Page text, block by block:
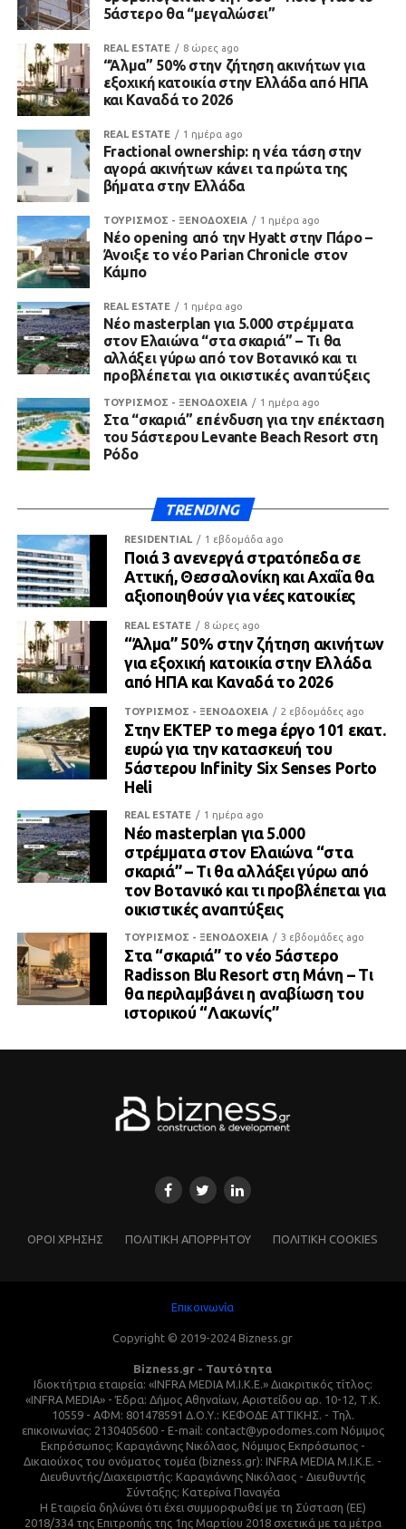
5άστερο θα “μεγαλώσει”
REAL ESTATE 8 ώρες ago
“Άλμα” 50% στην ζήτηση ακινήτων για
εξοχική κατοικία στην Ελλάδα από ΗΠΑ
και Καναδά το 2026
REAL ESTATE 1 ημέρα ago
Fractional ownership: η νέα τάση στην
αγορά ακινήτων κάνει τα πρώτα της
βήματα στην Ελλάδα
ΤΟΥΡΙΣΜΟΣ - ΞΕΝΟΔΟΧΕΙΑ 1 ημέρα ago
Νέο opening από την Hyatt στην Πάρο –
Άνοιξε το νέο Parian Chronicle στον
Κάμπο
REAL ESTATE 1 ημέρα ago
Νέο masterplan για 5.000 στρέμματα
στον Ελαιώνα “στα σκαριά” – Τι θα
αλλάξει γύρω από τον Βοτανικό και τι
προβλέπεται για οικιστικές αναπτύξεις
ΤΟΥΡΙΣΜΟΣ - ΞΕΝΟΔΟΧΕΙΑ 1 ημέρα ago
Στα “σκαριά” επένδυση για την επέκταση
του 5άστερου Levante Beach Resort στη
Ρόδο
TRENDING
RESIDENTIAL 1 εβδομάδα ago
Ποιά 3 ανενεργά στρατόπεδα σε
Αττική, Θεσσαλονίκη και Αχαΐα θα
αξιοποιηθούν για νέες κατοικίες
REAL ESTATE 8 ώρες ago
“Άλμα” 50% στην ζήτηση ακινήτων
για εξοχική κατοικία στην Ελλάδα
από ΗΠΑ και Καναδά το 2026
ΤΟΥΡΙΣΜΟΣ - ΞΕΝΟΔΟΧΕΙΑ 2 εβδομάδες ago
Στην ΕΚΤΕΡ το mega έργο 101 εκατ.
ευρώ για την κατασκευή του
5άστερου Infinity Six Senses Porto
Heli
REAL ESTATE 1 ημέρα ago
Νέο masterplan για 5.000
στρέμματα στον Ελαιώνα “στα
σκαριά” – Τι θα αλλάξει γύρω από
τον Βοτανικό και τι προβλέπεται για
οικιστικές αναπτύξεις
ΤΟΥΡΙΣΜΟΣ - ΞΕΝΟΔΟΧΕΙΑ 3 εβδομάδες ago
Στα “σκαριά” το νέο 5άστερο
Radisson Blu Resort στη Μάνη – Τι
θα περιλαμβάνει η αναβίωση του
ιστορικού “Λακωνίς”
ΌΡΟΙ ΧΡΗΣΗΣ ΠΟΛΙΤΙΚΗ ΑΠΟΡΡΗΤΟΥ ΠΟΛΙΤΙΚΗ COOKIES
Επικοινωνία
Copyright © 2019-2024 Bizness.gr
Bizness.gr - Ταυτότητα
Ιδιοκτήτρια εταιρεία: «INFRA MEDIA M.I.K.E.» Διακριτικός τίτλος:
«INFRA MEDIA» - Έδρα: Δήμος Αθηναίων, Αριστείδου αρ. 10-12, Τ.Κ.
10559 - ΑΦΜ: 801478591 Δ.Ο.Υ.: ΚΕΦΟΔΕ ΑΤΤΙΚΗΣ. - Τηλ.
επικοινωνίας: 2130405600 - E-mail: contact@ypodomes.com Νόμιμος
Εκπρόσωπος: Καραγιάννης Νικόλαος, Νόμιμος Εκπρόσωπος -
Δικαιούχος του ονόματος τομέα (bizness.gr): INFRA MEDIA M.I.K.E. -
Διευθυντής/Διαχειριστής: Καραγιάννης Νικόλαος - Διευθυντής
Σύνταξης: Κατερίνα Παναγέα
Η Εταιρεία δηλώνει ότι έχει συμμορφωθεί με τη Σύσταση (ΕΕ)
2018/334 της Επιτροπής της 1ης Μαρτίου 2018 σχετικά με τα μέτρα